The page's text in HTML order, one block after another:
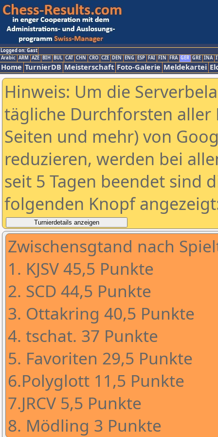
Logged on: Gast
Arabic ARM AZE BIH BUL CAT CHN CRO CZE DEN ENG ESP FAI FIN FRA GER GRE INA
Home TurnierDB Meisterschaft Foto-Galerie Meldekartei
Hinweis: Um die
tägliche Durchforsten aller
Seiten und mehr) von
reduzieren, werden bei
seit 5 Tagen beendet sind
folgenden Knopf
Zwischensgtand nach
1. KJSV 45,5 Punkte
2. SCD 44,5 Punkte
3. Ottakring 40,5 Punkte
4. tschat. 37 Punkte
5. Favoriten 29,5 Punkte
6.Polyglott 11,5 Punkte
7.JRCV 5,5 Punkte
8. Mödling 3 Punkte